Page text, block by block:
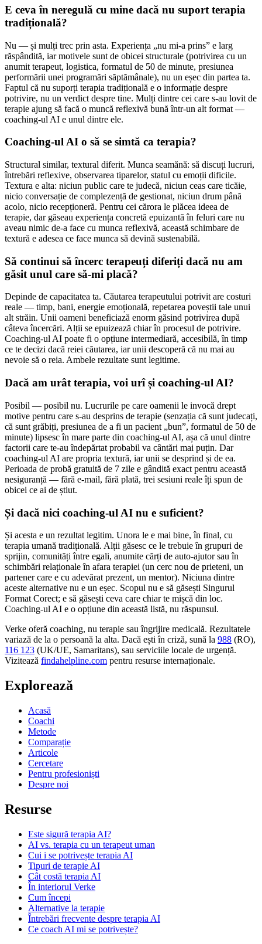
E ceva în neregulă cu mine dacă nu suport terapia
tradițională?
Nu — și mulți trec prin asta. Experiența „nu mi-a prins” e larg
răspândită, iar motivele sunt de obicei structurale (potrivirea cu un
anumit terapeut, logistica, formatul de 50 de minute, presiunea
performării unei programări săptămânale), nu un eșec din partea ta.
Faptul că nu suporți terapia tradițională e o informație despre
potrivire, nu un verdict despre tine. Mulți dintre cei care s-au lovit de
terapie ajung să facă o muncă reflexivă bună într-un alt format —
coaching-ul AI e unul dintre ele.
Coaching-ul AI o să se simtă ca terapia?
Structural similar, textural diferit. Munca seamănă: să discuți lucruri,
întrebări reflexive, observarea tiparelor, statul cu emoții dificile.
Textura e alta: niciun public care te judecă, niciun ceas care ticăie,
nicio conversație de complezență de gestionat, niciun drum până
acolo, nicio recepționeră. Pentru cei cărora le plăcea ideea de
terapie, dar găseau experiența concretă epuizantă în feluri care nu
aveau nimic de-a face cu munca reflexivă, această schimbare de
textură e adesea ce face munca să devină sustenabilă.
Să continui să încerc terapeuți diferiți dacă nu am
găsit unul care să-mi placă?
Depinde de capacitatea ta. Căutarea terapeutului potrivit are costuri
reale — timp, bani, energie emoțională, repetarea poveștii tale unui
alt străin. Unii oameni beneficiază enorm găsind potrivirea după
câteva încercări. Alții se epuizează chiar în procesul de potrivire.
Coaching-ul AI poate fi o opțiune intermediară, accesibilă, în timp
ce te decizi dacă reiei căutarea, iar unii descoperă că nu mai au
nevoie să o reia. Ambele rezultate sunt legitime.
Dacă am urât terapia, voi urî și coaching-ul AI?
Posibil — posibil nu. Lucrurile pe care oamenii le invocă drept
motive pentru care s-au desprins de terapie (senzația că sunt judecați,
că sunt grăbiți, presiunea de a fi un pacient „bun”, formatul de 50 de
minute) lipsesc în mare parte din coaching-ul AI, așa că unul dintre
factorii care te-au îndepărtat probabil va cântări mai puțin. Dar
coaching-ul AI are propria textură, iar unii se desprind și de ea.
Perioada de probă gratuită de 7 zile e gândită exact pentru această
nesiguranță — fără e-mail, fără plată, trei sesiuni reale îți spun de
obicei ce ai de știut.
Și dacă nici coaching-ul AI nu e suficient?
Și acesta e un rezultat legitim. Unora le e mai bine, în final, cu
terapia umană tradițională. Alții găsesc ce le trebuie în grupuri de
sprijin, comunități între egali, anumite cărți de auto-ajutor sau în
schimbări relaționale în afara terapiei (un cerc nou de prieteni, un
partener care e cu adevărat prezent, un mentor). Niciuna dintre
aceste alternative nu e un eșec. Scopul nu e să găsești Singurul
Format Corect; e să găsești ceva care chiar te mișcă din loc.
Coaching-ul AI e o opțiune din această listă, nu răspunsul.
Verke oferă coaching, nu terapie sau îngrijire medicală. Rezultatele
variază de la o persoană la alta. Dacă ești în criză, sună la 988 (RO),
116 123 (UK/UE, Samaritans), sau serviciile locale de urgență.
Vizitează findahelpline.com pentru resurse internaționale.
Explorează
Acasă
Coachi
Metode
Comparație
Articole
Cercetare
Pentru profesioniști
Despre noi
Resurse
Este sigură terapia AI?
AI vs. terapia cu un terapeut uman
Cui i se potrivește terapia AI
Tipuri de terapie AI
Cât costă terapia AI
În interiorul Verke
Cum începi
Alternative la terapie
Întrebări frecvente despre terapia AI
Ce coach AI mi se potrivește?